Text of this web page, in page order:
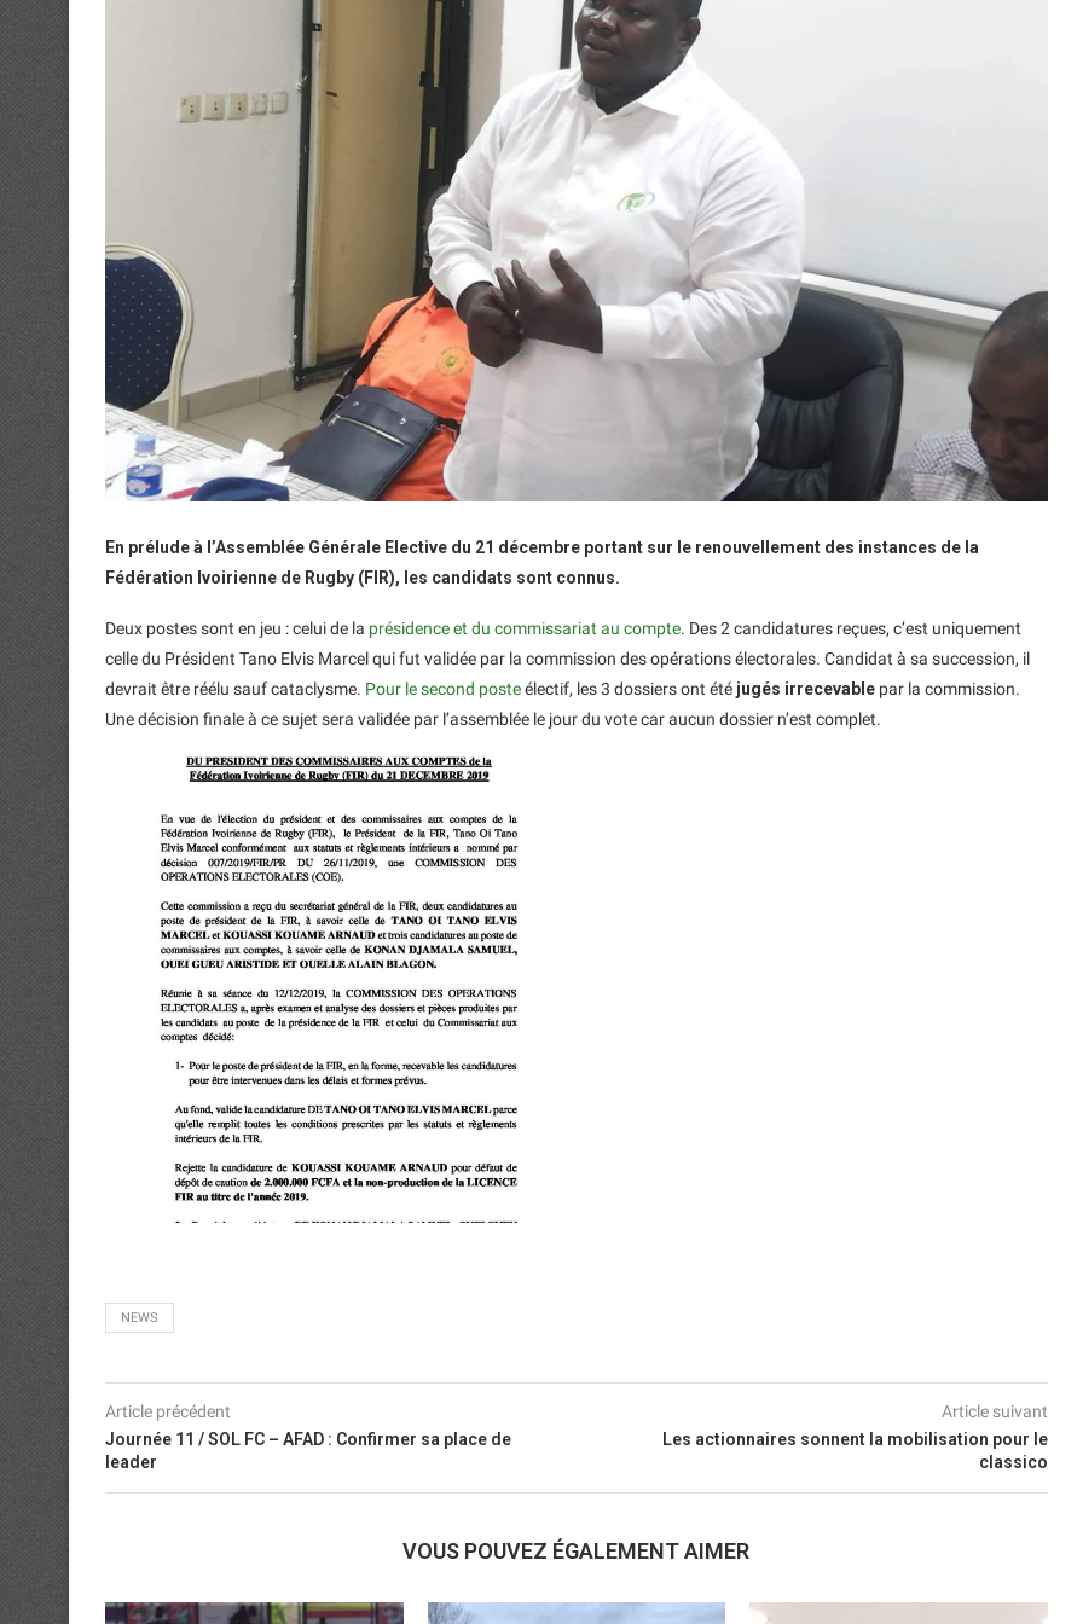
En prélude à l’Assemblée Générale Elective du 21 décembre portant sur le renouvellement des instances de la
Fédération Ivoirienne de Rugby (FIR), les candidats sont connus.
Deux postes sont en jeu : celui de la présidence et du commissariat au compte. Des 2 candidatures reçues, c’est uniquement
celle du Président Tano Elvis Marcel qui fut validée par la commission des opérations électorales. Candidat à sa succession, il
devrait être réélu sauf cataclysme. Pour le second posteélectif, les 3 dossiers ont été jugés irrecevable par la commission.
Une décision finale à ce sujet sera validée par l’assemblée le jour du vote car aucun dossier n’est complet.
NEWS
Article précédent
Journée 11 / SOL FC – AFAD : Confirmer sa place de
leader
Article suivant
Les actionnaires sonnent la mobilisation pour le
classico
VOUS POUVEZ ÉGALEMENT AIMER